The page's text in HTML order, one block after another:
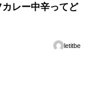
レー中辛ってど
letitbe